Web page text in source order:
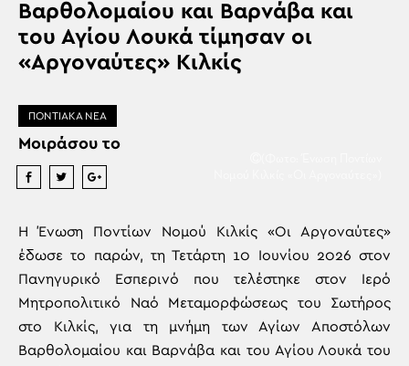
Βαρθολομαίου και Βαρνάβα και
του Αγίου Λουκά τίμησαν οι
«Αργοναύτες» Κιλκίς
ΠΟΝΤΙΑΚΑ ΝΕΑ
Μοιράσου το
Η Ένωση Ποντίων Νομού Κιλκίς «Οι Αργοναύτες»
έδωσε το παρών, τη Τετάρτη 10 Ιουνίου 2026 στον
Πανηγυρικό Εσπερινό που τελέστηκε στον Ιερό
Μητροπολιτικό Ναό Μεταμορφώσεως του Σωτήρος
στο Κιλκίς, για τη μνήμη των Αγίων Αποστόλων
Βαρθολομαίου και Βαρνάβα και του Αγίου Λουκά του